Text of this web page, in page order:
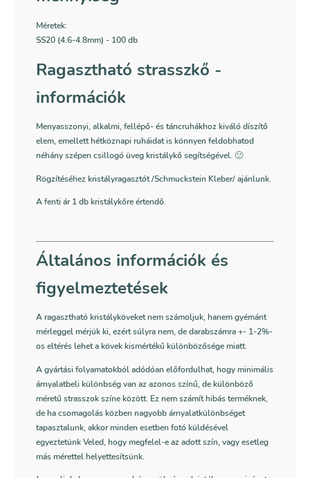
Méretek:
SS20 (4.6-4.8mm) - 100 db
Ragasztható strasszkő -
információk
Menyasszonyi, alkalmi, fellépő- és táncruhákhoz kiváló díszítő
elem, emellett hétköznapi ruháidat is könnyen feldobhatod
néhány szépen csillogó üveg kristálykő segítségével. 🙂
Rögzítéséhez kristályragasztót /Schmuckstein Kleber/ ajánlunk.
A fenti ár 1 db kristálykőre értendő.
Általános információk és
figyelmeztetések
A ragasztható kristályköveket nem számoljuk, hanem gyémánt
mérleggel mérjük ki, ezért súlyra nem, de darabszámra +- 1-2%-
os eltérés lehet a kövek kismértékű különbözősége miatt.
A gyártási folyamatokból adódóan előfordulhat, hogy minimális
árnyalatbeli különbség van az azonos színű, de különböző
méretű strasszok színe között. Ez nem számít hibás terméknek,
de ha csomagolás közben nagyobb árnyalatkülönbséget
tapasztalunk, akkor minden esetben fotó küldésével
egyeztetünk Veled, hogy megfelel-e az adott szín, vagy esetleg
más mérettel helyettesítsünk.